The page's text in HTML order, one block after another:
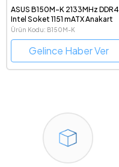
ASUS B150M-K 2133MHz DDR4
Intel Soket 1151 mATX Anakart
Ürün Kodu: B150M-K
Gelince Haber Ver